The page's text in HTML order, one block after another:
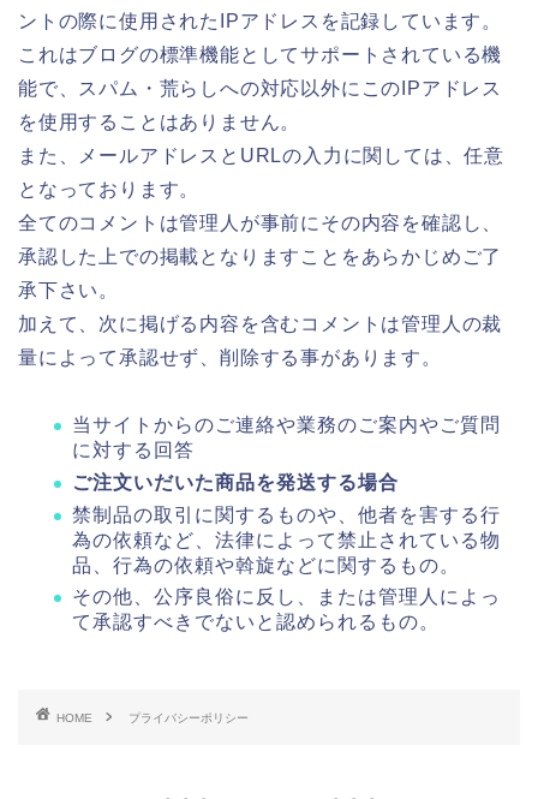
ントの際に使用されたIPアドレスを記録しています。
これはブログの標準機能としてサポートされている機
能で、スパム・荒らしへの対応以外にこのIPアドレス
を使用することはありません。
また、メールアドレスとURLの入力に関しては、任意
となっております。
全てのコメントは管理人が事前にその内容を確認し、
承認した上での掲載となりますことをあらかじめご了
承下さい。
加えて、次に掲げる内容を含むコメントは管理人の裁
量によって承認せず、削除する事があります。
当サイトからのご連絡や業務のご案内やご質問
に対する回答
ご注文いだいた商品を発送する場合
禁制品の取引に関するものや、他者を害する行
為の依頼など、法律によって禁止されている物
品、行為の依頼や斡旋などに関するもの。
その他、公序良俗に反し、または管理人によっ
て承認すべきでないと認められるもの。
HOME プライバシーポリシー